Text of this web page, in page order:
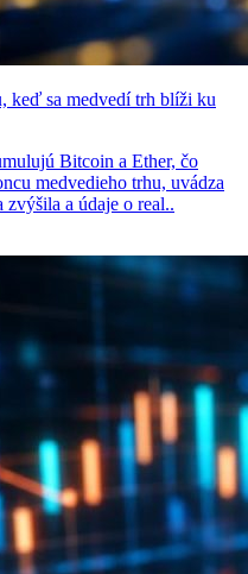
sa medvedí trh blíži ku
Bitcoin a Ether, čo
medvedieho trhu, uvádza
a údaje o real..